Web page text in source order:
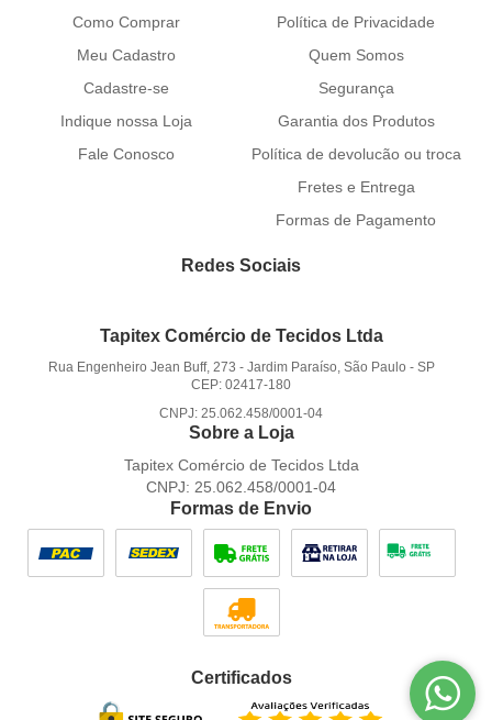
Como Comprar
Meu Cadastro
Cadastre-se
Indique nossa Loja
Fale Conosco
Política de Privacidade
Quem Somos
Segurança
Garantia dos Produtos
Política de devolucão ou troca
Fretes e Entrega
Formas de Pagamento
Redes Sociais
Tapitex Comércio de Tecidos Ltda
Rua Engenheiro Jean Buff, 273 - Jardim Paraíso, São Paulo - SP
CEP: 02417-180
CNPJ: 25.062.458/0001-04
Sobre a Loja
Tapitex Comércio de Tecidos Ltda
CNPJ: 25.062.458/0001-04
Formas de Envio
Certificados